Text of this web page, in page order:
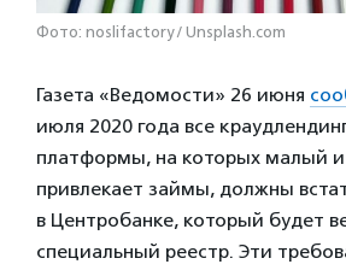
Фото: noslifactory / Unsplash.com
Газета «Ведомости» 26 июня
июля 2020 года все
платформы, на которых малый и
привлекает займы, должны
в Центробанке, который будет
специальный реестр. Эти